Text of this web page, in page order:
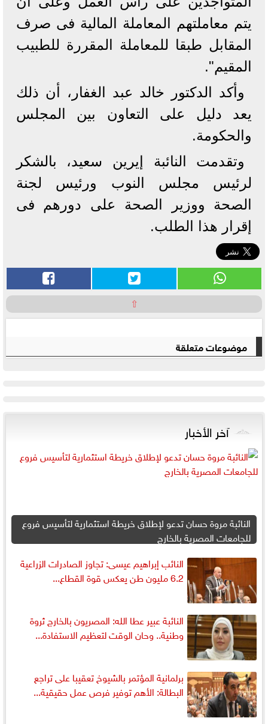
يتم معاملتهم المعاملة المالية فى صرف
المقابل طبقا للمعاملة المقررة للطبيب
المقيم".
وأكد الدكتور خالد عبد الغفار، أن ذلك
يعد دليل على التعاون بين المجلس
والحكومة.
وتقدمت النائبة إيرين سعيد، بالشكر
لرئيس مجلس النوب ورئيس لجنة
الصحة ووزير الصحة على دورهم فى
إقرار هذا الطلب.
⇧
موضوعات متعلقة
آخر الأخبار
النائبة مروة حسان تدعو لإطلاق خريطة استثمارية لتأسيس فروع
للجامعات المصرية بالخارج
النائب إبراهيم عيسى: تجاوز الصادرات الزراعية
6.2 مليون طن يعكس قوة القطاع...
النائبة عبير عطا الله: المصريون بالخارج ثروة
وطنية.. وحان الوقت لتعظيم الاستفادة...
برلمانية المؤتمر بالشيوخ تعقيبا على تراجع
البطالة: الأهم توفير فرص عمل حقيقية...